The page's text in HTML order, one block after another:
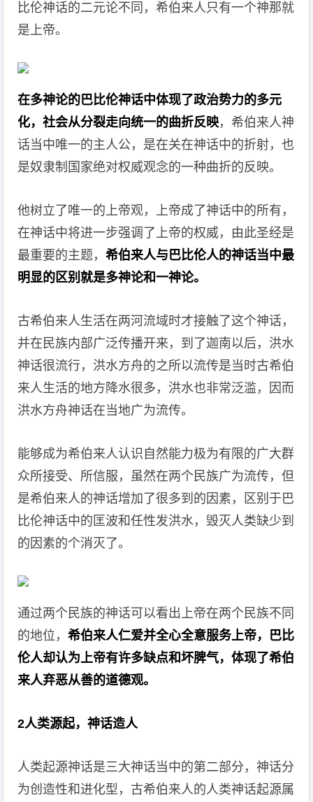
比伦神话的二元论不同，希伯来人只有一个神那就
是上帝。
在多神论的巴比伦神话中体现了政治势力的多元
化，社会从分裂走向统一的曲折反映，希伯来人神
话当中唯一的主人公，是在关在神话中的折射，也
是奴隶制国家绝对权威观念的一种曲折的反映。
他树立了唯一的上帝观，上帝成了神话中的所有，
在神话中将进一步强调了上帝的权威，由此圣经是
最重要的主题，希伯来人与巴比伦人的神话当中最
明显的区别就是多神论和一神论。
古希伯来人生活在两河流域时才接触了这个神话，
并在民族内部广泛传播开来，到了迦南以后，洪水
神话很流行，洪水方舟的之所以流传是当时古希伯
来人生活的地方降水很多，洪水也非常泛滥，因而
洪水方舟神话在当地广为流传。
能够成为希伯来人认识自然能力极为有限的广大群
众所接受、所信服，虽然在两个民族广为流传，但
是希伯来人的神话增加了很多到的因素，区别于巴
比伦神话中的匡波和任性发洪水，毁灭人类缺少到
的因素的个消灭了。
通过两个民族的神话可以看出上帝在两个民族不同
的地位，希伯来人仁爱并全心全意服务上帝，巴比
伦人却认为上帝有许多缺点和坏脾气，体现了希伯
来人弃恶从善的道德观。
2人类源起，神话造人
人类起源神话是三大神话当中的第二部分，神话分
为创造性和进化型，古希伯来人的人类神话起源属